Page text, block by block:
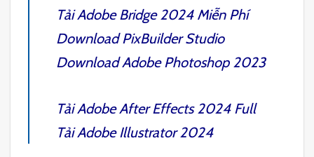
TảiAdobe Bridge 2024Miễn Phí
DownloadPixBuilder Studio
DownloadAdobe Photoshop 2023
TảiAdobe After Effects 2024Full
TảiAdobe Illustrator 2024